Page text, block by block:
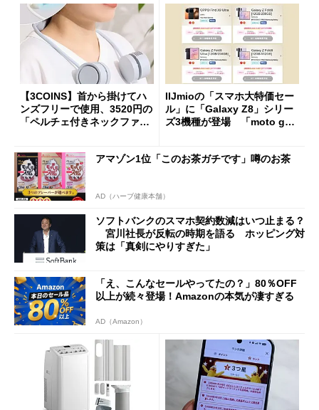
【3COINS】首から掛けてハ
ンズフリーで使用、3520円の
「ペルチェ付きネックファ
IIJmioの「スマホ大特価セー
ル」に「Galaxy Z8」シリー
ズ3機種が登場 「moto g37
アマゾン1位「このお茶ガチです」噂のお茶
AD（ハーブ健康本舗）
ソフトバンクのスマホ契約数減はいつ止まる？
宮川社長が反転の時期を語る ホッピング対
策は「真剣にやりすぎた」
「え、こんなセールやってたの？」80％OFF
以上が続々登場！Amazonの本気が凄すぎる
AD（Amazon）